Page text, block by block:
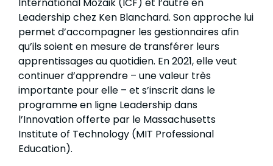
International Mozaik (ICF) et l’autre en
Leadership chez Ken Blanchard. Son approche lui
permet d’accompagner les gestionnaires afin
qu’ils soient en mesure de transférer leurs
apprentissages au quotidien. En 2021, elle veut
continuer d’apprendre – une valeur très
importante pour elle – et s’inscrit dans le
programme en ligne Leadership dans
l’Innovation offerte par le Massachusetts
Institute of Technology (MIT Professional
Education).